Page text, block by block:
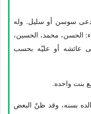
تُدعى سوسن أو سلیل. وله
الحسن، محمد، الحسین،
عائشه أو علیّه بحسب
بنت واحده.
بسنه، وقد ظنّ البعض